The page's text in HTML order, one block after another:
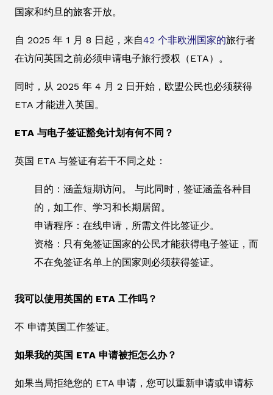
国家和约旦的旅客开放。
自 2025 年 1 月 8 日起，来自42 个非欧洲国家的旅行者
在访问英国之前必须申请电子旅行授权（ETA）。
同时，从 2025 年 4 月 2 日开始，欧盟公民也必须获得
ETA 才能进入英国。
ETA 与电子签证豁免计划有何不同？
英国 ETA 与签证有若干不同之处：
目的：涵盖短期访问。 与此同时，签证涵盖各种目
的，如工作、学习和长期居留。
申请程序：在线申请，所需文件比签证少。
资格：只有免签证国家的公民才能获得电子签证，而
不在免签证名单上的国家则必须获得签证。
我可以使用英国的 ETA 工作吗？
不 申请英国工作签证。
如果我的英国 ETA 申请被拒怎么办？
如果当局拒绝您的 ETA 申请，您可以重新申请或申请标